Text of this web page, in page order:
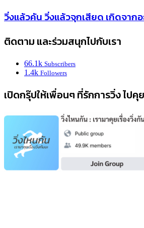
วิ่งแล้วคัน วิ่งแล้วจุกเสียด เกิดจากอ
ติดตาม และร่วมสนุกไปกับเรา
66.1k Subscribers
1.4k Followers
เปิดกรุ๊ปให้เพื่อนๆ ที่รักการวิ่ง ไปคุ